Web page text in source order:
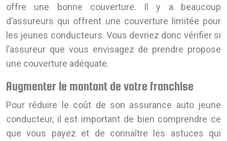
offre une bonne couverture. Il y a beaucoup
d’assureurs qui offrent une couverture limitée pour
les jeunes conducteurs. Vous devriez donc vérifier si
l’assureur que vous envisagez de prendre propose
une couverture adéquate.
Augmenter le montant de votre franchise
Pour réduire le coût de son assurance auto jeune
conducteur, il est important de bien comprendre ce
que vous payez et de connaître les astuces qui